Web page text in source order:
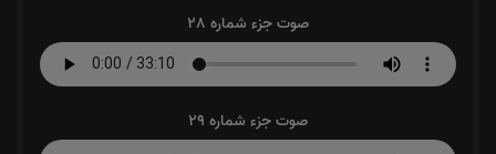
صوت جزء شماره 28
صوت جزء شماره 29